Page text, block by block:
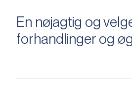
En nøjagtig og
forhandlinger og